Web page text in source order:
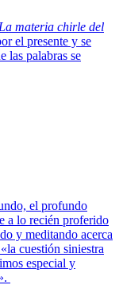
La materia chirle del
el presente y se
las palabras se
el profundo
a lo recién proferido
y meditando acerca
cuestión siniestra
especial y